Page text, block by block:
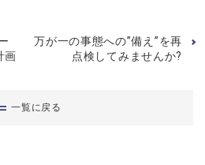
画
万が一の事態への”備え”を再
点検してみませんか?
一覧に戻る